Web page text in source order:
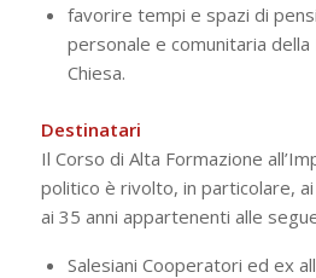
favorire tempi e spazi di
personale e comunitaria
Chiesa.
Destinatari
Il Corso di Alta Formazione
politico è rivolto, in particolare,
ai 35 anni appartenenti alle
Salesiani Cooperatori ed ex